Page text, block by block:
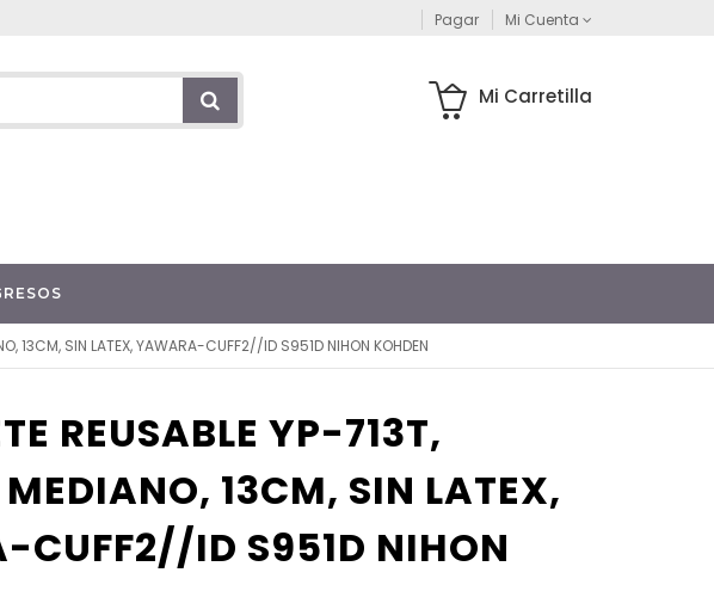
Pagar Mi Cuenta
Mi Carretilla
13CM, SIN LATEX, YAWARA-CUFF2//ID S951D NIHON KOHDEN
REUSABLE YP-713T,
13CM, SIN LATEX,
CUFF2//ID S951D NIHON